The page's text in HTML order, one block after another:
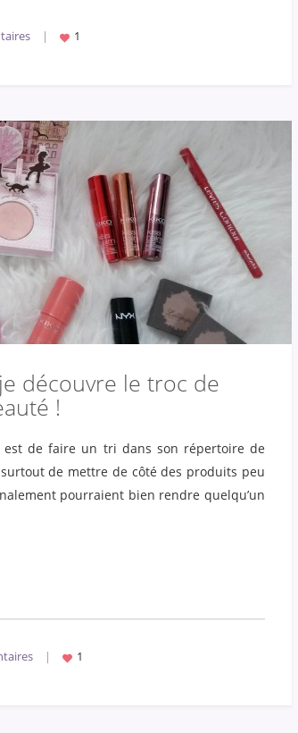
|
découvre le troc de
!
est de faire un tri dans son répertoire de
de mettre de côté des produits peu
pourraient bien rendre quelqu’un
|